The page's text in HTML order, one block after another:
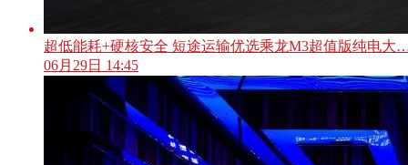
超低能耗+硬核安全 短途运输优选乘龙M3超值版纯电大
06月29日 14:45